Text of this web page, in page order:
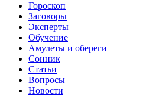
Гороскоп
Заговоры
Эксперты
Обучение
Амулеты и обереги
Сонник
Статьи
Вопросы
Новости